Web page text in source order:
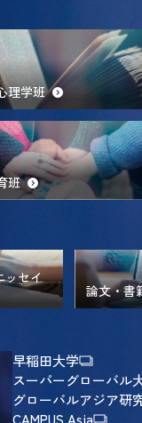
理学班
班
ッセイ
論文・書
早稲田大学
スーパーグローバル
グローバルアジア研
CAMPUS Asia